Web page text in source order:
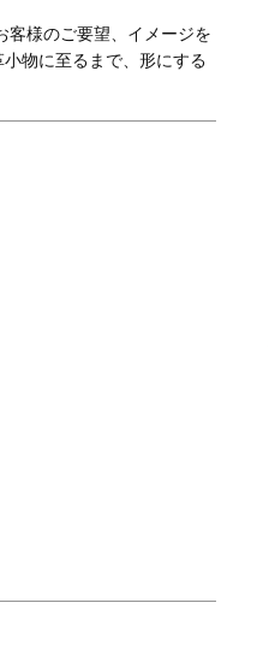
客様のご要望、イメージを
物に至るまで、形にする